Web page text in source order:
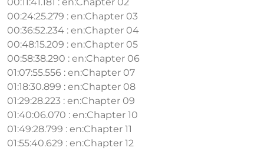
00:24:25.279 : en:Chapter 03
00:36:52.234 : en:Chapter 04
00:48:15.209 : en:Chapter 05
00:58:38.290 : en:Chapter 06
01:07:55.556 : en:Chapter 07
01:18:30.899 : en:Chapter 08
01:29:28.223 : en:Chapter 09
01:40:06.070 : en:Chapter 10
01:49:28.799 : en:Chapter 11
01:55:40.629 : en:Chapter 12